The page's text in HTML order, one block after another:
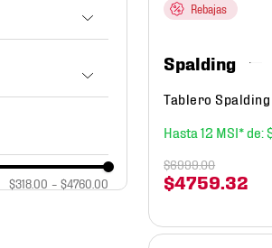
$318.00 – $4760.00
Rebajas
Spalding
Tablero
12
$4759.32
$6999.00